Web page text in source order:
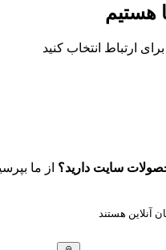
هستیم
ارتباط انتخاب کنید
سایت دارید؟ از ما